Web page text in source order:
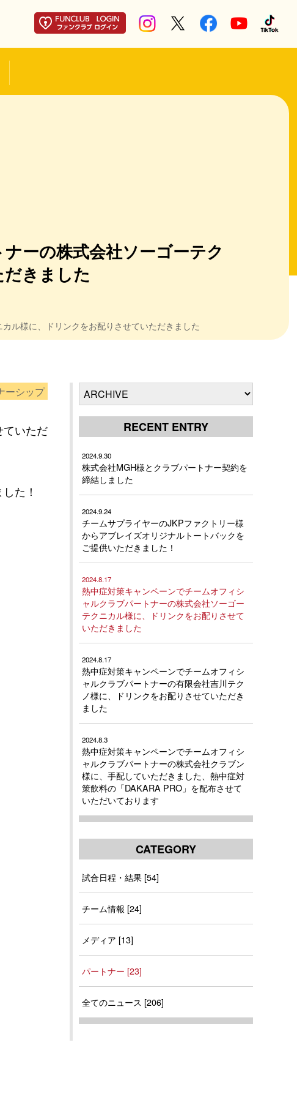
ーの株式会社ソーゴーテク
きました
ル様に、ドリンクをお配りさせていただきました
ーシップ
ていただ
た！
RECENT ENTRY
2024.9.30
株式会社MGH様とクラブパートナー契約を
締結しました
2024.9.24
チームサプライヤーのJKPファクトリー様
からアブレイズオリジナルトートバックを
ご提供いただきました！
2024.8.17
熱中症対策キャンペーンでチームオフィシ
ャルクラブパートナーの株式会社ソーゴー
テクニカル様に、ドリンクをお配りさせて
いただきました
2024.8.17
熱中症対策キャンペーンでチームオフィシ
ャルクラブパートナーの有限会社吉川テク
ノ様に、ドリンクをお配りさせていただき
ました
2024.8.3
熱中症対策キャンペーンでチームオフィシ
ャルクラブパートナーの株式会社クラブン
様に、手配していただきました、熱中症対
策飲料の「DAKARA PRO」を配布させて
いただいております
CATEGORY
試合日程・結果 [54]
チーム情報 [24]
メディア [13]
パートナー [23]
全てのニュース [206]